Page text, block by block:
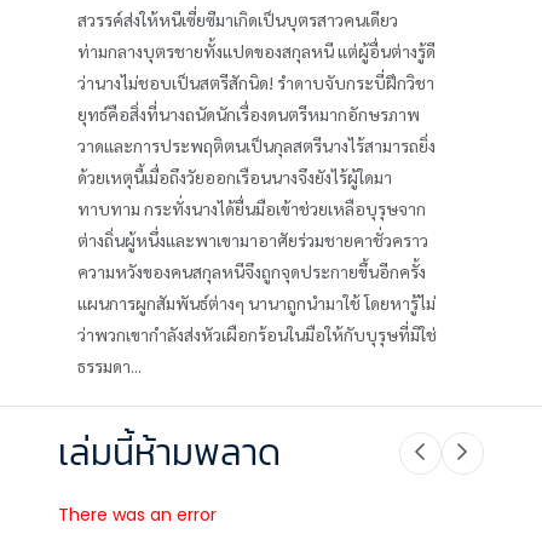
สวรรค์ส่งให้หนีเซี่ยซีมาเกิดเป็นบุตรสาวคนเดียว
ท่ามกลางบุตรชายทั้งแปดของสกุลหนี แต่ผู้อื่นต่างรู้ดี
ว่านางไม่ชอบเป็นสตรีสักนิด! รำดาบจับกระบี่ฝึกวิชา
ยุทธ์คือสิ่งที่นางถนัดนักเรื่องดนตรีหมากอักษรภาพ
วาดและการประพฤติตนเป็นกุลสตรีนางไร้สามารถยิ่ง
ด้วยเหตุนี้เมื่อถึงวัยออกเรือนนางจึงยังไร้ผู้ใดมา
ทาบทาม กระทั่งนางได้ยื่นมือเข้าช่วยเหลือบุรุษจาก
ต่างถิ่นผู้หนึ่งและพาเขามาอาศัยร่วมชายคาชั่วคราว
ความหวังของคนสกุลหนีจึงถูกจุดประกายขึ้นอีกครั้ง
แผนการผูกสัมพันธ์ต่างๆ นานาถูกนำมาใช้ โดยหารู้ไม่
ว่าพวกเขากำลังส่งหัวเผือกร้อนในมือให้กับบุรุษที่มิใช่
ธรรมดา...
เล่มนี้ห้ามพลาด
There was an error